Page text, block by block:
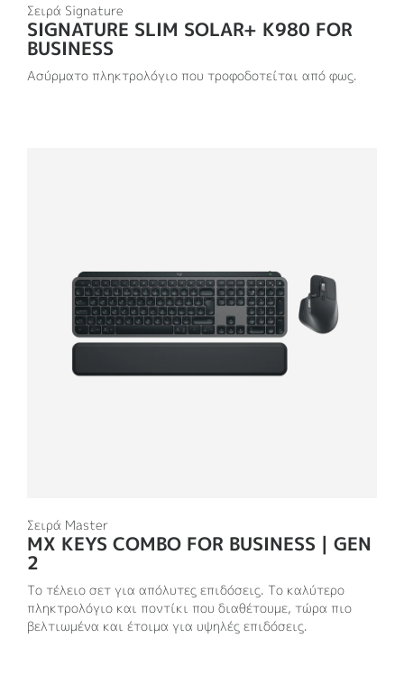
Σειρά Signature
SIGNATURE SLIM SOLAR+ K980 FOR
BUSINESS
Ασύρματο πληκτρολόγιο που τροφοδοτείται από φως.
Σειρά Master
MX KEYS COMBO FOR BUSINESS | GEN
2
Το τέλειο σετ για απόλυτες επιδόσεις. Το καλύτερο
πληκτρολόγιο και ποντίκι που διαθέτουμε, τώρα πιο
βελτιωμένα και έτοιμα για υψηλές επιδόσεις.